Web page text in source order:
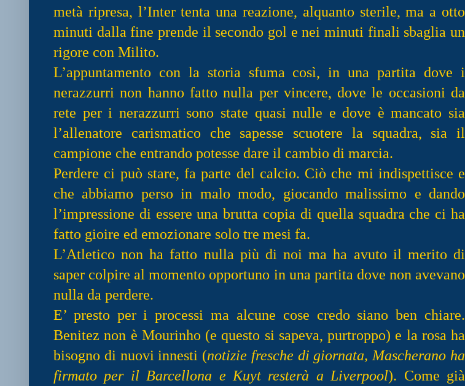
metà ripresa, l’Inter tenta una reazione, alquanto sterile, ma a otto
minuti dalla fine prende il secondo gol e nei minuti finali sbaglia un
rigore con Milito.
L’appuntamento con la storia sfuma così, in una partita dove i
nerazzurri non hanno fatto nulla per vincere, dove le occasioni da
rete per i nerazzurri sono state quasi nulle e dove è mancato sia
l’allenatore carismatico che sapesse scuotere la squadra, sia il
campione che entrando potesse dare il cambio di marcia.
Perdere ci può stare, fa parte del calcio. Ciò che mi indispettisce e
che abbiamo perso in malo modo, giocando malissimo e dando
l’impressione di essere una brutta copia di quella squadra che ci ha
fatto gioire ed emozionare solo tre mesi fa.
L’Atletico non ha fatto nulla più di noi ma ha avuto il merito di
saper colpire al momento opportuno in una partita dove non avevano
nulla da perdere.
E’ presto per i processi ma alcune cose credo siano ben chiare.
Benitez non è Mourinho (e questo si sapeva, purtroppo) e la rosa ha
bisogno di nuovi innesti (notizie fresche di giornata, Mascherano ha
firmato per il Barcellona e Kuyt resterà a Liverpool). Come già